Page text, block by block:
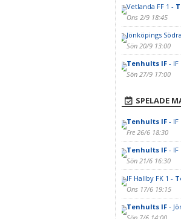
Vetlanda FF 1 -
Ons 2/9 18:45
Jönköpings
Sön 20/9 13:00
Tenhults IF- IF
Sön 27/9 17:00
SPELADE
Tenhults IF- IF
Fre 26/6 18:30
Tenhults IF- IF
Sön 21/6 16:30
IF Hallby FK 1 -
Ons 17/6 19:15
Tenhults IF-